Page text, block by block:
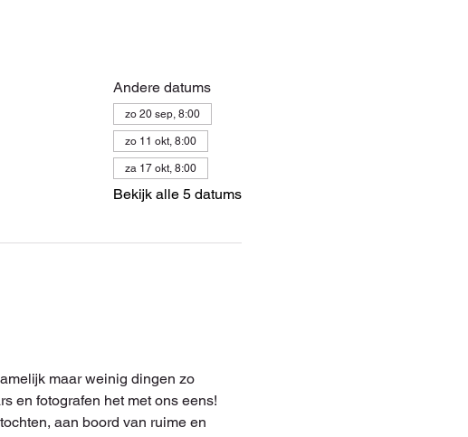
Andere datums
zo 20 sep, 8:00
zo 11 okt, 8:00
za 17 okt, 8:00
Bekijk alle 5 datums
maar weinig dingen zo
en fotografen het met ons eens!
aan boord van ruime en